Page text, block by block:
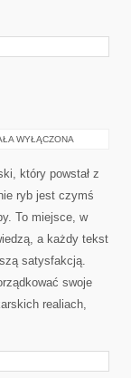
WYŁĄCZONA
który powstał z
ryb jest czymś
To miejsce, w
a każdy tekst
satysfakcją.
swoje
realiach,